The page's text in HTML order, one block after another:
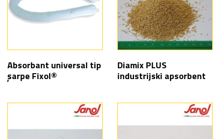
Absorbant universal tip
șarpe Fixol®
Diamix PLUS
industrijski apsorbent